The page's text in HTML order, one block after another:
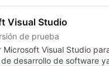
Visual Studio
de prueba
Microsoft Visual Studio
desarrollo de software